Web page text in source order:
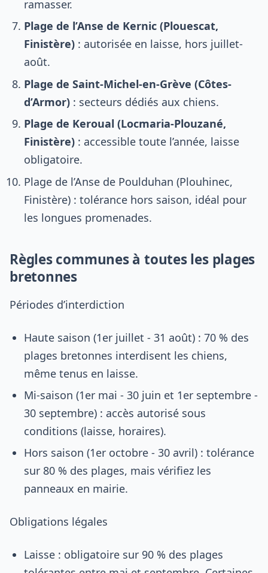
ramasser.
Plage de l’Anse de Kernic (Plouescat,
Finistère) : autorisée en laisse, hors juillet-
août.
Plage de Saint-Michel-en-Grève (Côtes-
d’Armor) : secteurs dédiés aux chiens.
Plage de Keroual (Locmaria-Plouzané,
Finistère) : accessible toute l’année, laisse
obligatoire.
Plage de l’Anse de Poulduhan (Plouhinec,
Finistère) : tolérance hors saison, idéal pour
les longues promenades.
Règles communes à toutes les plages
bretonnes
Périodes d’interdiction
Haute saison (1er juillet - 31 août) : 70 % des
plages bretonnes interdisent les chiens,
même tenus en laisse.
Mi-saison (1er mai - 30 juin et 1er septembre -
30 septembre) : accès autorisé sous
conditions (laisse, horaires).
Hors saison (1er octobre - 30 avril) : tolérance
sur 80 % des plages, mais vérifiez les
panneaux en mairie.
Obligations légales
Laisse : obligatoire sur 90 % des plages